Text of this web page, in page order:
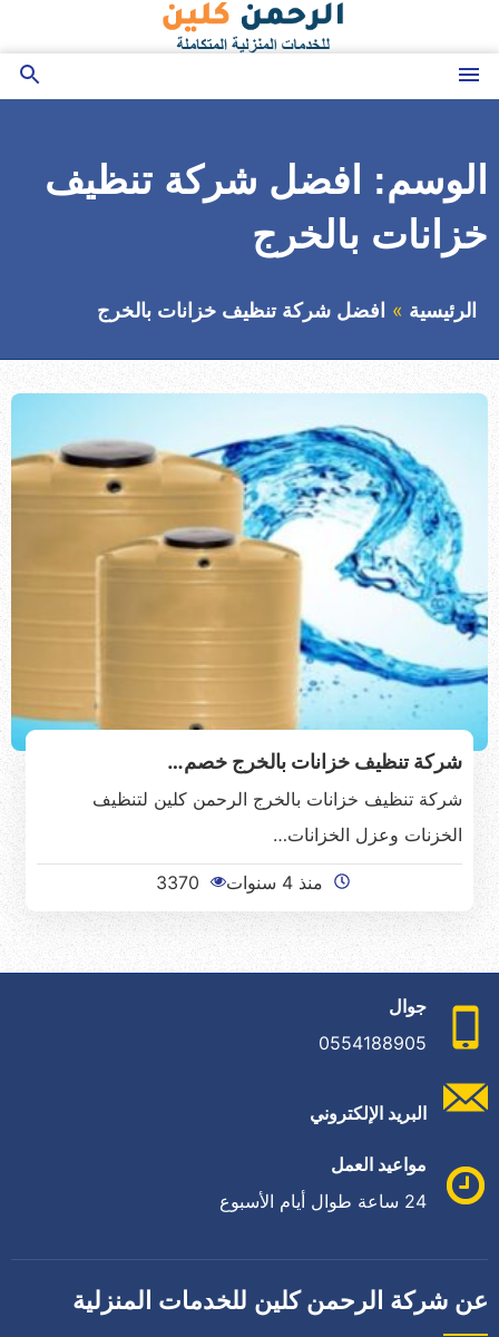
إلى
القائمة
بحث
الوسم:
افضل شركة تنظيف
خزانات بالخرج
الرئيسية افضل شركة تنظيف خزانات بالخرج
شركة تنظيف خزانات بالخرج خصم…
شركة تنظيف خزانات بالخرج الرحمن كلين لتنظيف
الخزنات وعزل الخزانات…
منذ 4 سنوات 3370
جوال
0554188905
البريد الإلكتروني
مواعيد العمل
24 ساعة طوال أيام الأسبوع
عن شركة الرحمن كلين للخدمات المنزلية